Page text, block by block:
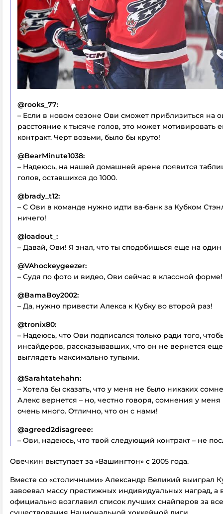
@rooks_77:
– Если в новом сезоне Ови сможет приблизиться на
расстояние к тысяче голов, это может мотивировать
контракт. Черт возьми, было бы круто!
@BearMinute1038:
– Надеюсь, на нашей домашней арене появится
голов, оставшихся до 1000.
@brady_t12:
– С Ови в команде нужно идти ва-банк за Кубком
ничего!
@loadout_:
– Давай, Ови! Я знал, что ты сподобишься еще на один
@VAhockeygeezer:
– Судя по фото и видео, Ови сейчас в классной форме!
@BamaBoy2002:
– Да, нужно привести Алекса к Кубку во второй раз!
@tronix80:
– Надеюсь, что Ови подписался только ради того,
инсайдеров, рассказывавших, что он не вернется
выглядеть максимально тупыми.
@Sarahtatehahn:
– Хотела бы сказать, что у меня не было никаких
Алекс вернется – но, честно говоря, сомнения у
очень много. Отлично, что он с нами!
@agreed2disagreee:
– Ови, надеюсь, что твой следующий контракт – не
Овечкин выступает за «Вашингтон» с 2005 года.
Вместе со «столичными» Александр Великий выиграл
завоевал массу престижных индивидуальных наград, а
официально возглавил список лучших снайперов за